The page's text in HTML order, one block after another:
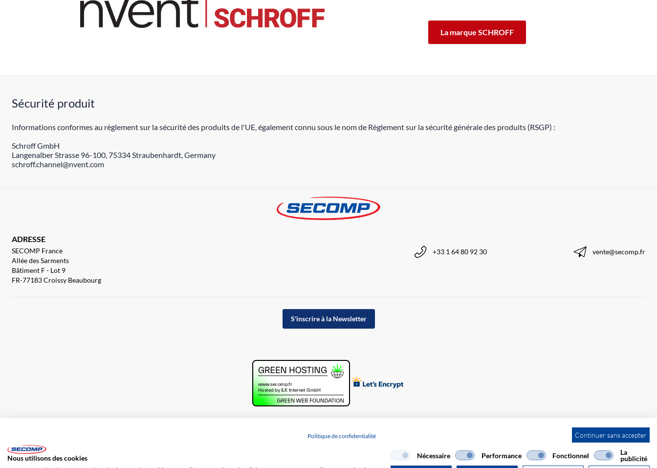
La marque SCHROFF
Sécurité produit
Informations conformes au règlement sur la sécurité des produits de l'UE, également connu sous le nom de Règlement sur la sécurité générale des produits (RSGP) :
Schroff GmbH
Langenalber Strasse 96-100, 75334 Straubenhardt, Germany
schroff.channel@nvent.com
ADRESSE
SECOMP France
Allée des Sarments
Bâtiment F - Lot 9
FR-77183 Croissy Beaubourg
+33 1 64 80 92 30 vente@secomp.fr
S'inscrire à la Newsletter
Impression
Continuer sans accepter
Politique de confidentialité
Nous utilisons des cookies Nécessaire Performance Fonctionnel La
publicité